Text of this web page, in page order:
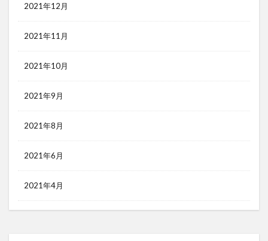
2021年12月
2021年11月
2021年10月
2021年9月
2021年8月
2021年6月
2021年4月